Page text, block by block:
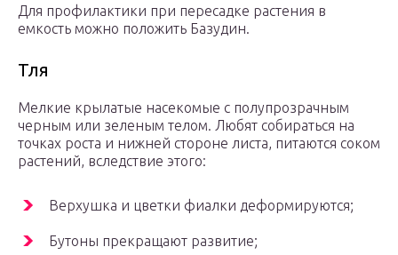
Для профилактики при пересадке растения в
емкость можно положить Базудин.
Тля
Мелкие крылатые насекомые с полупрозрачным
черным или зеленым телом. Любят собираться на
точках роста и нижней стороне листа, питаются соком
растений, вследствие этого:
Верхушка и цветки фиалки деформируются;
Бутоны прекращают развитие;